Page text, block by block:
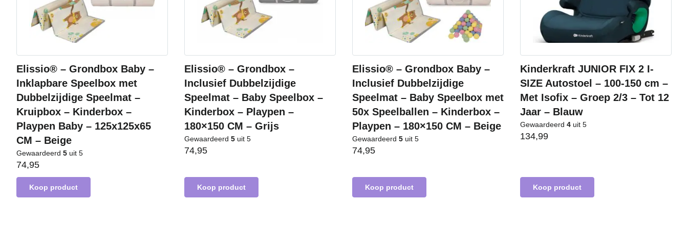
Elissio® – Grondbox Baby –
Inklapbare Speelbox met
Dubbelzijdige Speelmat –
Kruipbox – Kinderbox –
Playpen Baby – 125x125x65
CM – Beige
Gewaardeerd 5 uit 5
74,95
Koop product
Elissio® – Grondbox –
Inclusief Dubbelzijdige
Speelmat – Baby Speelbox –
Kinderbox – Playpen –
180×150 CM – Grijs
Gewaardeerd 5 uit 5
74,95
Koop product
Elissio® – Grondbox Baby –
Inclusief Dubbelzijdige
Speelmat – Baby Speelbox met
50x Speelballen – Kinderbox –
Playpen – 180×150 CM – Beige
Gewaardeerd 5 uit 5
74,95
Koop product
Kinderkraft JUNIOR FIX 2 I-
SIZE Autostoel – 100-150 cm –
Met Isofix – Groep 2/3 – Tot 12
Jaar – Blauw
Gewaardeerd 4 uit 5
134,99
Koop product